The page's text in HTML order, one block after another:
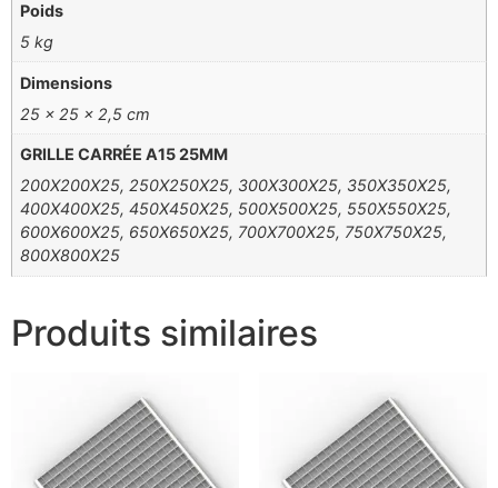
Poids
5 kg
Dimensions
25 × 25 × 2,5 cm
GRILLE CARRÉE A15 25MM
200X200X25, 250X250X25, 300X300X25, 350X350X25,
400X400X25, 450X450X25, 500X500X25, 550X550X25,
600X600X25, 650X650X25, 700X700X25, 750X750X25,
800X800X25
Produits similaires